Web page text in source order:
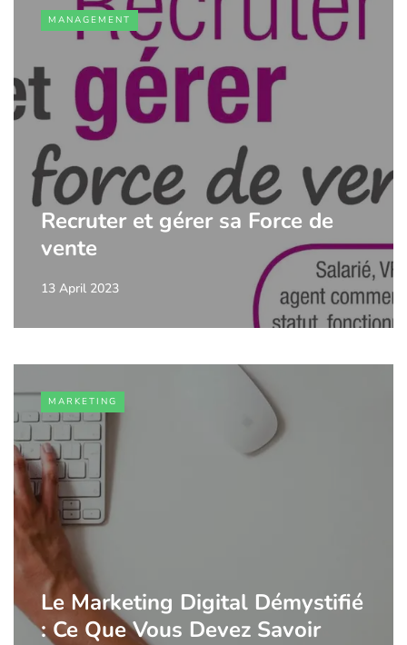
MANAGEMENT
Recruter et gérer sa Force de
vente
13 April 2023
MARKETING
Le Marketing Digital Démystifié
: Ce Que Vous Devez Savoir